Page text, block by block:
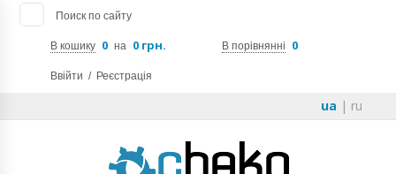
Поиск по сайту
В кошику 0 на 0 грн. В порівнянні 0
Ввійти / Реєстрація
ua | ru